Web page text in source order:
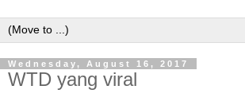
Wednesday, August 16, 2017
WTD yang viral